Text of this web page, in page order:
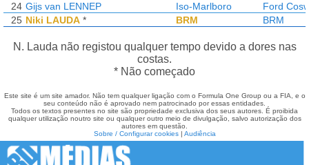
24 Gijs van LENNEP Iso-Marlboro
Ford
25 Niki LAUDA * BRM BRM
N. Lauda não registou qualquer tempo devido a dores nas
costas.
* Não começado
Este site é um site amador. Não tem qualquer ligação com o Formula One Group ou a FIA, e o
seu conteúdo não é aprovado nem patrocinado por essas entidades.
Todos os textos presentes no site são propriedade exclusiva dos seus autores. É proibida
qualquer utilização noutro site ou qualquer outro meio de divulgação, salvo autorização dos
autores em questão.
Sobre / Configurar cookies| Audiência